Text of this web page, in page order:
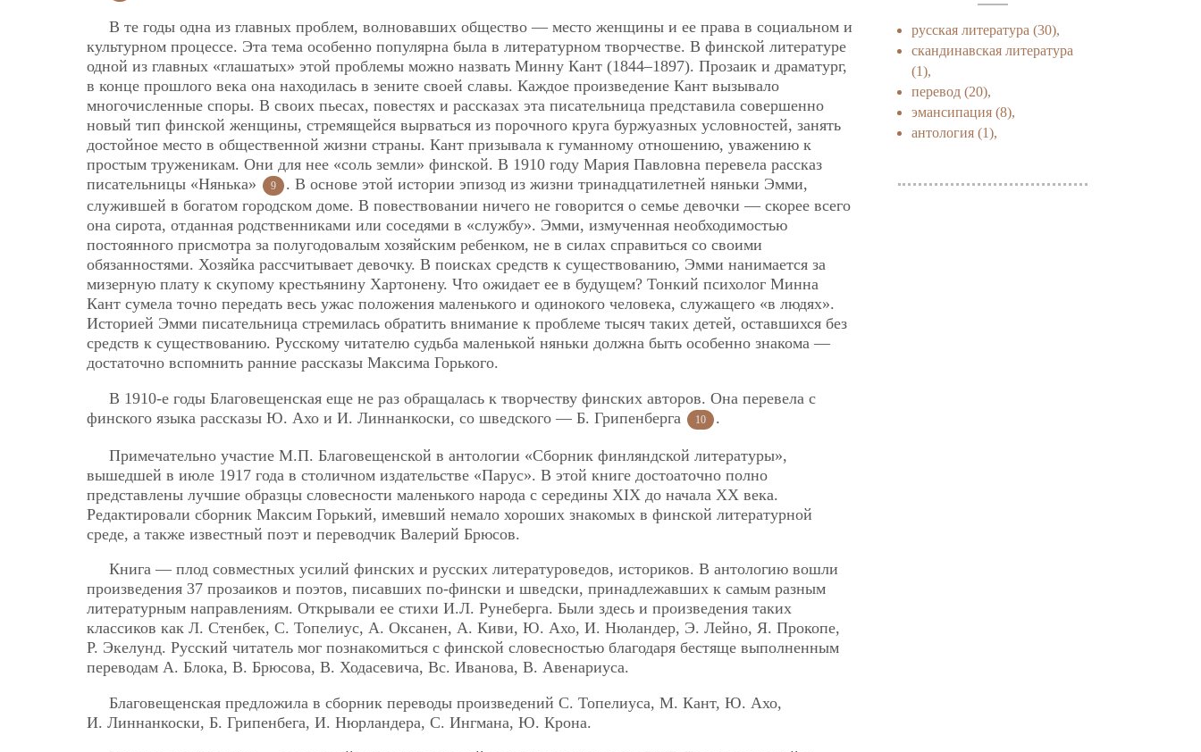
В те годы одна из главных проблем, волновавших общество — место женщины и ее права в социальном и
культурном процессе. Эта тема особенно популярна была в литературном творчестве. В финской литературе
одной из главных «глашатых» этой проблемы можно назвать Минну Кант (1844–1897). Прозаик и драматург,
в конце прошлого века она находилась в зените своей славы. Каждое произведение Кант вызывало
многочисленные споры. В своих пьесах, повестях и рассказах эта писательница представила совершенно
новый тип финской женщины, стремящейся вырваться из порочного круга буржуазных условностей, занять
достойное место в общественной жизни страны. Кант призывала к гуманному отношению, уважению к
простым труженикам. Они для нее «соль земли» финской. В 1910 году Мария Павловна перевела рассказ
писательницы «Нянька»
9
. В основе этой истории эпизод из жизни тринадцатилетней няньки Эмми,
служившей в богатом городском доме. В повествовании ничего не говорится о семье девочки — скорее всего
она сирота, отданная родственниками или соседями в «службу». Эмми, измученная необходимостью
постоянного присмотра за полугодовалым хозяйским ребенком, не в силах справиться со своими
обязанностями. Хозяйка рассчитывает девочку. В поисках средств к существованию, Эмми нанимается за
мизерную плату к скупому крестьянину Хартонену. Что ожидает ее в будущем? Тонкий психолог Минна
Кант сумела точно передать весь ужас положения маленького и одинокого человека, служащего «в людях».
Историей Эмми писательница стремилась обратить внимание к проблеме тысяч таких детей, оставшихся без
средств к существованию. Русскому читателю судьба маленькой няньки должна быть особенно знакома —
достаточно вспомнить ранние рассказы Максима Горького.
В 1910-е годы Благовещенская еще не раз обращалась к творчеству финских авторов. Она перевела с
финского языка рассказы Ю. Ахо и И. Линнанкоски, со шведского — Б. Грипенберга
10 .
Примечательно участие М.П. Благовещенской в антологии «Сборник финляндской литературы»,
вышедшей в июле 1917 года в столичном издательстве «Парус». В этой книге достоаточно полно
представлены лучшие образцы словесности маленького народа с середины XIX до начала XX века.
Редактировали сборник Максим Горький, имевший немало хороших знакомых в финской литературной
среде, а также известный поэт и переводчик Валерий Брюсов.
Книга — плод совместных усилий финских и русских литературоведов, историков. В антологию вошли
произведения 37 прозаиков и поэтов, писавших по-фински и шведски, принадлежавших к самым разным
литературным направлениям. Открывали ее стихи И.Л. Рунеберга. Были здесь и произведения таких
классиков как Л. Стенбек, С. Топелиус, А. Оксанен, А. Киви, Ю. Ахо, И. Нюландер, Э. Лейно, Я. Прокопе,
Р. Экелунд. Русский читатель мог познакомиться с финской словесностью благодаря бестяще выполненным
переводам А. Блока, В. Брюсова, В. Ходасевича, Вс. Иванова, В. Авенариуса.
Благовещенская предложила в сборник переводы произведений С. Топелиуса, М. Кант, Ю. Ахо,
И. Линнанкоски, Б. Грипенбега, И. Нюрландера, С. Ингмана, Ю. Крона.
русская литература (30),
скандинавская литература
(1),
перевод (20),
эмансипация (8),
антология (1),